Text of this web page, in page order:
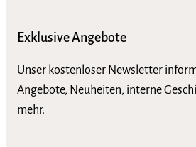
Exklusive Angebote
Unser kostenloser Newsletter
Angebote, Neuheiten, interne
mehr.